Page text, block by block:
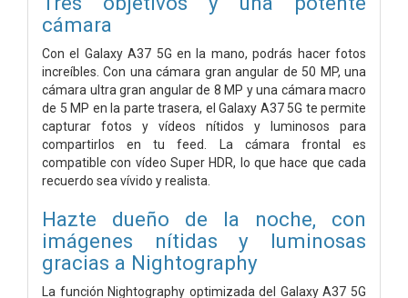
cámara
Con el Galaxy A37 5G en la mano, podrás hacer fotos
increíbles. Con una cámara gran angular de 50 MP, una
cámara ultra gran angular de 8 MP y una cámara macro
de 5 MP en la parte trasera, el Galaxy A37 5G te permite
capturar fotos y vídeos nítidos y luminosos para
compartirlos en tu feed. La cámara frontal es
compatible con vídeo Super HDR, lo que hace que cada
recuerdo sea vívido y realista.
Hazte dueño de la noche, con
imágenes nítidas y luminosas
gracias a Nightography
La función Nightography optimizada del Galaxy A37 5G